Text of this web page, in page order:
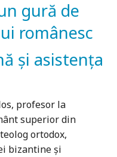
gură de
românesc
și asistența
profesor la
superior din
ortodox,
bizantine şi